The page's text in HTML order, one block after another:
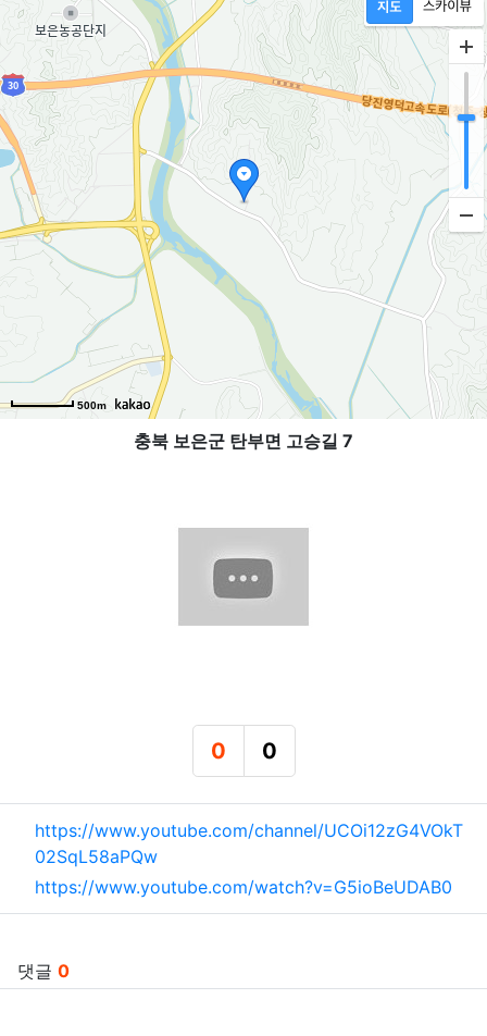
500m
충북 보은군 탄부면 고승길 7
0
추천
0
비추천
관련자료
https://www.youtube.com/channel/UCOi12zG4VOkT
02SqL58aPQw
https://www.youtube.com/watch?v=G5ioBeUDAB0
댓글 0